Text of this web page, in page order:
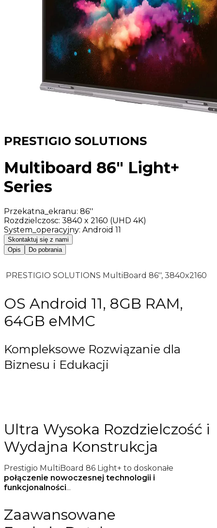
PRESTIGIO SOLUTIONS
Multiboard 86" Light+
Series
Przekatna_ekranu: 86''
Rozdzielczosc: 3840 x 2160 (UHD 4K)
System_operacyjny: Android 11
Skontaktuj się z nami
Opis
Do pobrania
PRESTIGIO SOLUTIONS MultiBoard 86'', 3840x2160
OS Android 11, 8GB RAM,
64GB eMMC
Kompleksowe Rozwiązanie dla
Biznesu i Edukacji
Ultra Wysoka Rozdzielczość i
Wydajna Konstrukcja
Prestigio MultiBoard 86 Light+ to doskonałe
połączenie nowoczesnej technologii i
funkcjonalności...
Zaawansowane